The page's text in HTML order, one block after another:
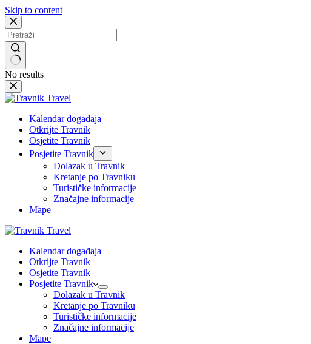
Skip to content
No results
Kalendar događaja
Otkrijte Travnik
Osjetite Travnik
Posjetite Travnik
Dolazak u Travnik
Kretanje po Travniku
Turističke informacije
Značajne informacije
Mape
Kalendar događaja
Otkrijte Travnik
Osjetite Travnik
Posjetite Travnik
Dolazak u Travnik
Kretanje po Travniku
Turističke informacije
Značajne informacije
Mape